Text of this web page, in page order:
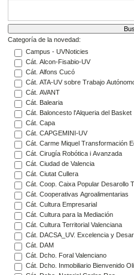
Categoría de la novedad:
Campus - UVNoticies
Cát. Alcon-Fisabio-UV
Cát. Alfons Cucó
Cát. ATA-UV sobre Trabajo
Cát. AVANT
Cát. Balearia
Cát. Baloncesto l'Alqueria del Basket
Cát. Capa
Cát. CAPGEMINI-UV
Cát. Carme Miquel Transformación
Cát. Cirugía Robótica i Avanzada
Cát. Ciudad de Valencia
Cát. Ciutat Cullera
Cát. Coop. Caixa Popular Desarollo
Cát. Cooperativas Agroalimentarias
Cát. Cultura Empresarial
Cát. Cultura para la Mediación
Cát. Cultura Territorial Valenciana
Cát. DACSA_UV. Excelencia y
Cát. DAM
Cát. Dcho. Foral Valenciano
Cát. Dcho. Inmobiliario Bienvenido